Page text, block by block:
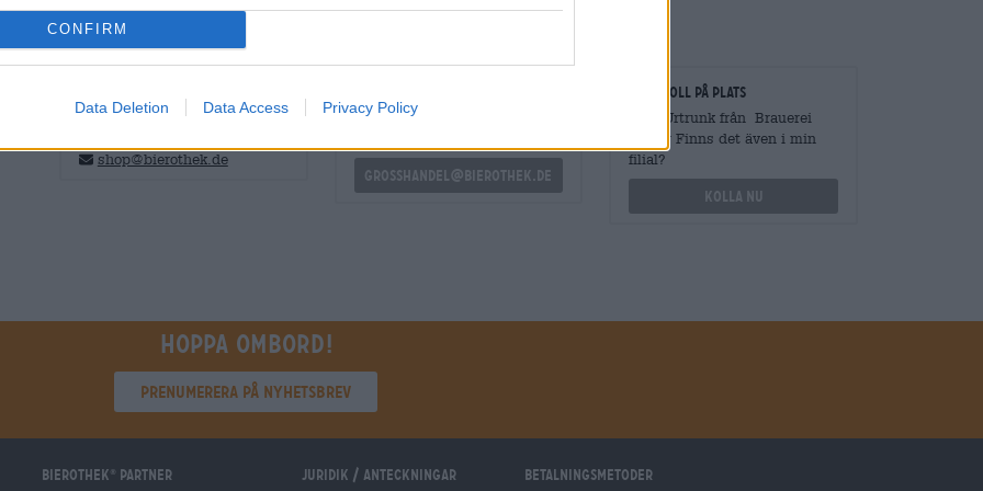
CONFIRM
Data Deletion Data Access Privacy Policy
Har du frågor om denna öl? Vi
shop@bierothek.de
Vill du köpa större kvantiteter
grosshandel@bierothek.de
Kontroll på plats
Vara Urtrunk från Brauerei
Kaiser Finns det även i min
filial?
Kolla nu
Hoppa ombord!
Prenumerera på nyhetsbrev
Bierothek partner Juridik / Anteckningar Betalningsmetoder